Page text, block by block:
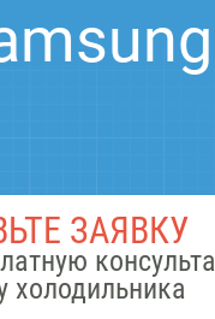
ЗАЯВКУ
холодильника